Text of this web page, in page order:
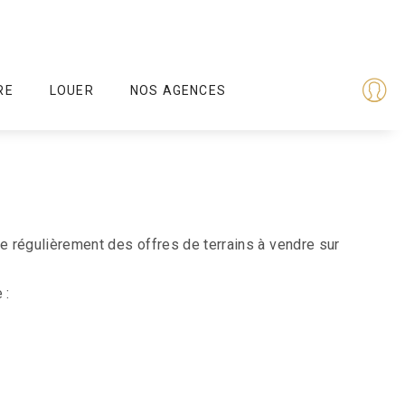
LOUER NOS AGENCES
régulièrement des offres de terrains à vendre sur
: